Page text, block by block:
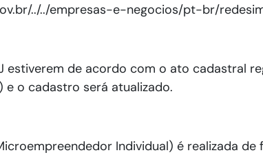
../../empresas-e-negocios/pt-br/
estiverem de acordo com o ato cadastral
o cadastro será atualizado.
Individual) é realizada